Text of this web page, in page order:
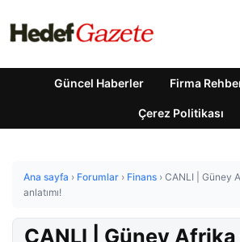
Güncel Haberler Firma
Çerez Politikası
Ana sayfa › Forumlar › Finans › CANLI | Güney
anlatımı!
CANLI | Güney Afrika